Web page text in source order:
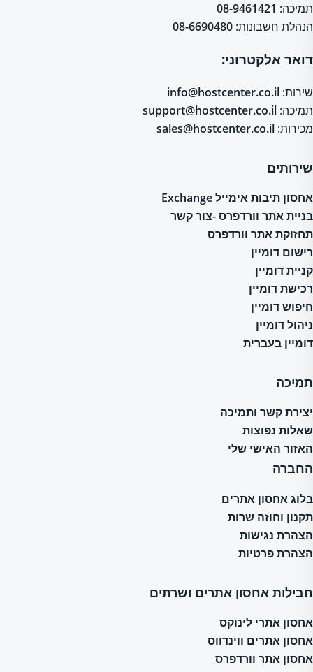
תמיכה: 08-9461421
הנהלת חשבונות: 08-6690480
דואר אלקטרוני:
שירות: info@hostcenter.co.il
תמיכה: support@hostcenter.co.il
מכירות: sales@hostcenter.co.il
שירותים
אחסון תיבות אימייל Exchange
בניית אתר וורדפרס -צור קשר
תחזוקת אתר וורדפרס
רישום דומיין
קניית דומיין
רכישת דומיין
חיפוש דומיין
ניהול דומיין
דומיין בעברית
תמיכה
יצירת קשר ותמיכה
שאלות נפוצות
האזור האישי שלי
החברה
בלוג אחסון אתרים
תקנון וחוזה שרות
הצהרת נגישות
הצהרת פרטיות
חבילות אחסון אתרים ושרתים
אחסון אתרי לינוקס
אחסון אתרים ווינדווס
אחסון אתר וורדפרס